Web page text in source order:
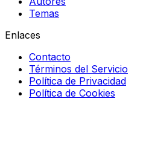
Temas
Enlaces
Contacto
Términos del Servicio
Política de Privacidad
Política de Cookies